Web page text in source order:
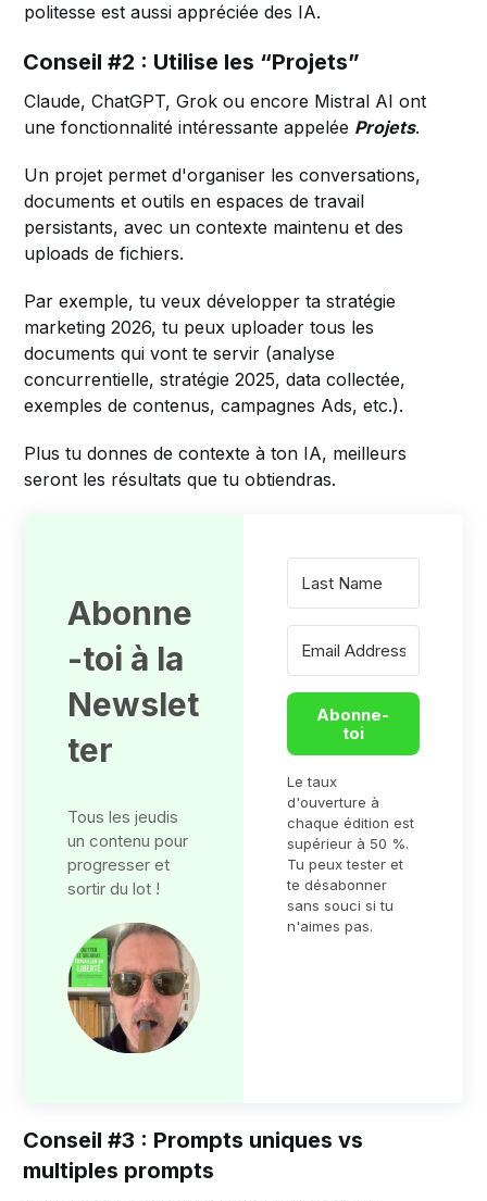
politesse est aussi appréciée des IA.
Conseil #2 : Utilise les “Projets”
Claude, ChatGPT, Grok ou encore Mistral AI ont
une fonctionnalité intéressante appelée Projets.
Un projet permet d'organiser les conversations,
documents et outils en espaces de travail
persistants, avec un contexte maintenu et des
uploads de fichiers.
Par exemple, tu veux développer ta stratégie
marketing 2026, tu peux uploader tous les
documents qui vont te servir (analyse
concurrentielle, stratégie 2025, data collectée,
exemples de contenus, campagnes Ads, etc.).
Plus tu donnes de contexte à ton IA, meilleurs
seront les résultats que tu obtiendras.
Abonne
-toi à la
Newslet
ter
Tous les jeudis
un contenu pour
progresser et
sortir du lot !
Abonne-
toi
Le taux
d'ouverture à
chaque édition est
supérieur à 50 %.
Tu peux tester et
te désabonner
sans souci si tu
n'aimes pas.
Conseil #3 : Prompts uniques vs
multiples prompts